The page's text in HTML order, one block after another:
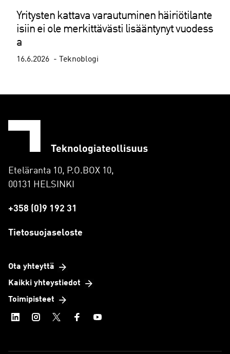
Yritysten kattava varautuminen häiriötilante
isiin ei ole merkittävästi lisääntynyt vuodess
a
16.6.2026 Teknoblogi
Eteläranta 10, P.O.BOX 10,
00131 HELSINKI
+358 (0)9 192 31
Tietosuojaseloste
Ota yhteyttä
Kaikki yhteystiedot
Toimipisteet